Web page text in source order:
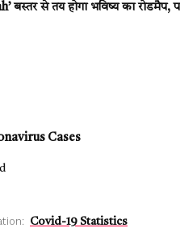
बस्तर से तय होगा भविष्य का
Cases
Covid-19 Statistics